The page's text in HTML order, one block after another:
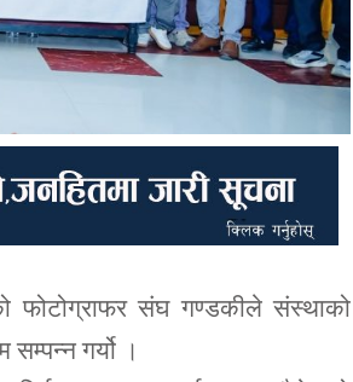
फोटोग्राफर संघ गण्डकीले संस्थाको
गर्यो ।